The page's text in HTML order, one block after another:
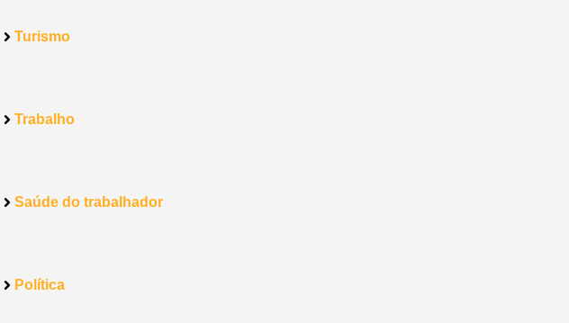
Turismo
Trabalho
Saúde do trabalhador
Política